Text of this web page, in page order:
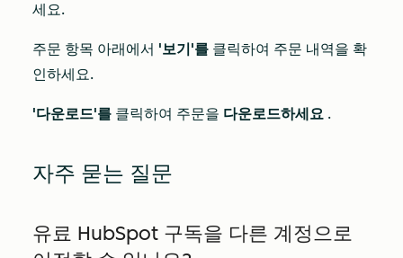
세요.
주문 항목 아래에서 '보기'를 클릭하여 주문 내역을 확
인하세요.
'다운로드'를 클릭하여 주문을 다운로드하세요 .
자주 묻는 질문
유료 HubSpot 구독을 다른 계정으로